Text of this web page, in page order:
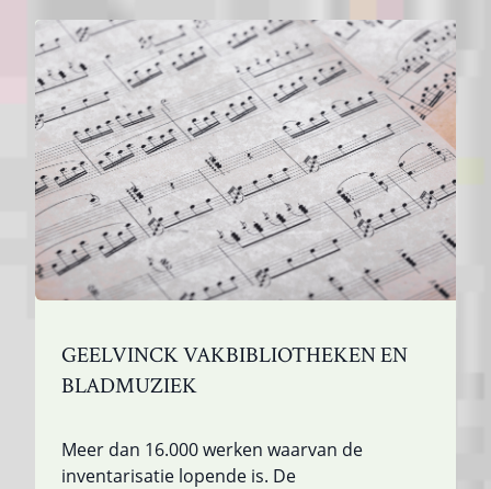
GEELVINCK VAKBIBLIOTHEKEN EN
BLADMUZIEK
Meer dan 16.000 werken waarvan de
inventarisatie lopende is. De